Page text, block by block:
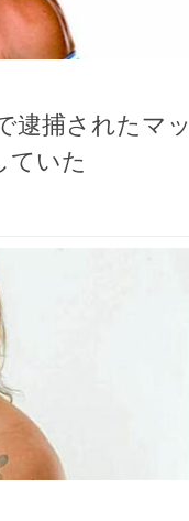
逮捕されたマッ
ていた